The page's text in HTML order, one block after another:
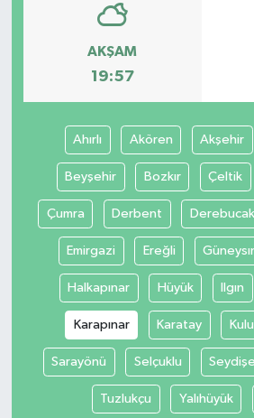
AKŞAM
19:57
Ahırlı Akören Akşehir
Beyşehir Bozkır Çeltik
Çumra Derbent Derebucak
Emirgazi Ereğli
Halkapınar Hüyük Ilgın
Karapınar Karatay Kulu
Sarayönü Selçuklu
Tuzlukçu Yalıhüyük